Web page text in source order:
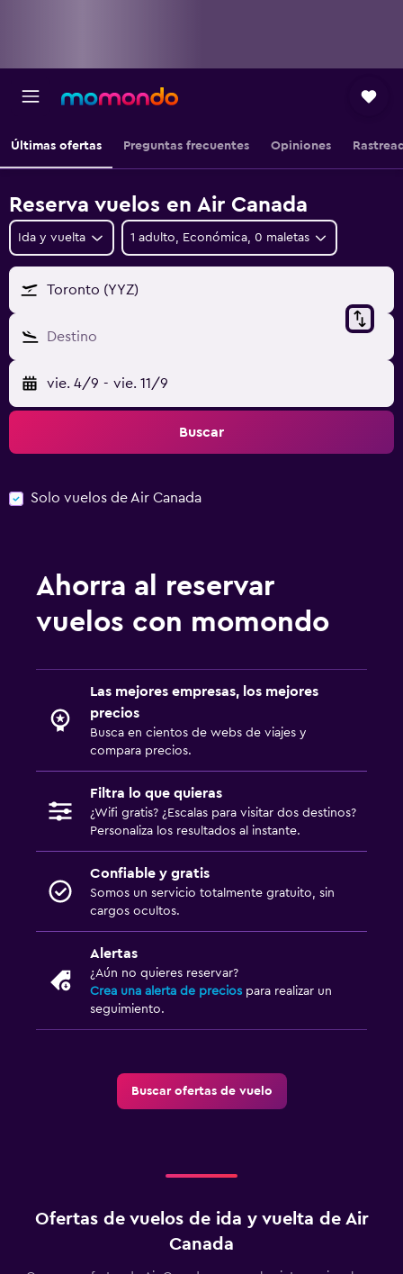
Últimas ofertas Preguntas frecuentes Opiniones
Reserva vuelos en Air Canada
Ida y vuelta 1 adulto, Económica, 0 maletas
Toronto (YYZ)
Destino
vie. 4/9 - vie. 11/9
Buscar
Solo vuelos de Air Canada
Ahorra al reservar
vuelos con momondo
Las mejores empresas, los mejores
precios
Busca en cientos de webs de viajes y
compara precios.
Filtra lo que quieras
¿Wifi gratis? ¿Escalas para visitar dos destinos?
Personaliza los resultados al instante.
Confiable y gratis
Somos un servicio totalmente gratuito, sin
cargos ocultos.
Alertas
¿Aún no quieres reservar?
Crea una alerta de precios para realizar un
seguimiento.
Buscar ofertas de vuelo
Ofertas de vuelos de ida y vuelta de Air
Canada